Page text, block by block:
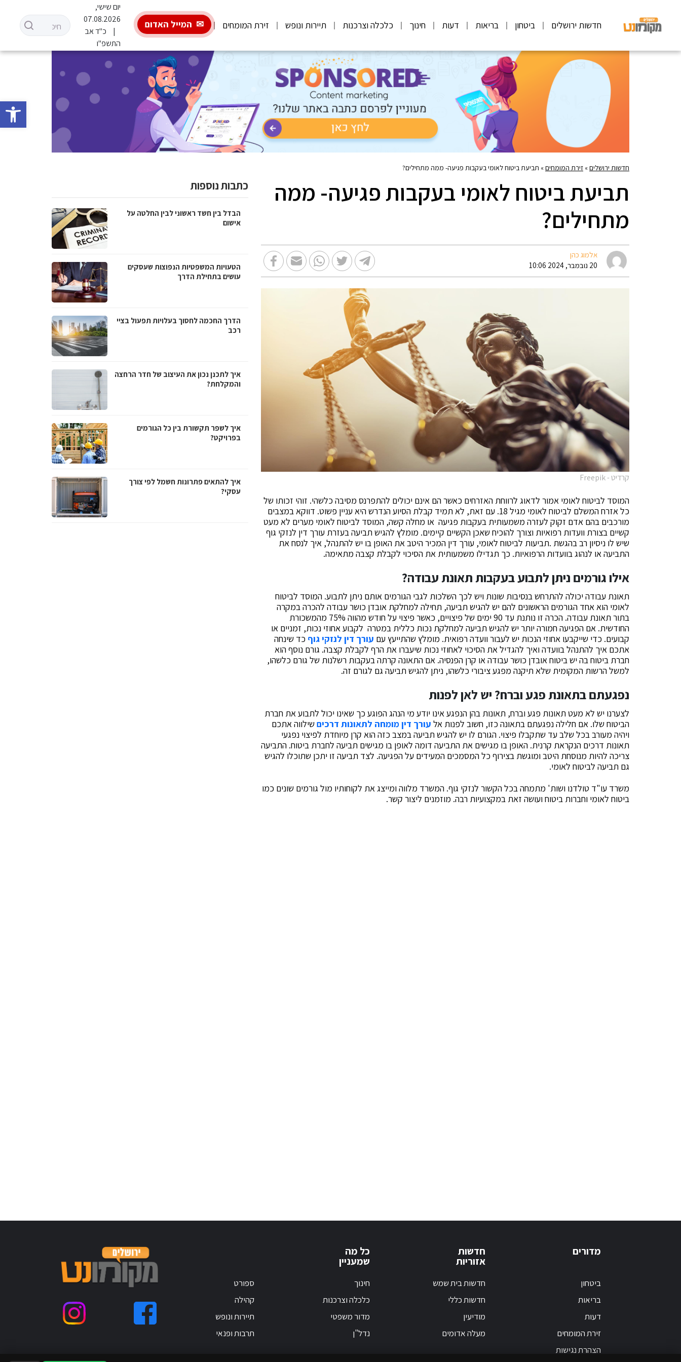
פתח
חדשות ירושלים ביטחון בריאות דעות חינוך כלכלה וצרכנות תיירות ונופש זירת המומחים המייל האדום
יום שישי,
07.08.2026
כ"ד אב
התשפ"ו
חדשות ירושלים» זירת המומחים» תביעת ביטוח לאומי בעקבות פגיעה- ממה מתחילים?
תביעת ביטוח לאומי בעקבות פגיעה- ממה
מתחילים?
אלמוג כהן
20 נובמבר, 2024 10:06
קרדיט - Freepik
המוסד לביטוח לאומי אמור לדאוג לרווחת האזרחים כאשר הם אינם יכולים להתפרנס מסיבה כלשהי. זוהי זכותו של
כל אזרח המשלם לביטוח לאומי מגיל 18. עם זאת, לא תמיד קבלת הסיוע הנדרש היא עניין פשוט. דווקא במצבים
מורכבים בהם אדם זקוק לעזרה משמעותית בעקבות פגיעה או מחלה קשה, המוסד לביטוח לאומי מערים לא מעט
קשיים בצורת וועדות רפואיות וצורך להוכיח שאכן הקשיים קיימים. מומלץ להגיש תביעה בעזרת עורך דין לנזקי גוף
שיש לו ניסיון רב בהגשת .תביעות לביטוח לאומי, עורך דין המכיר היטב את האופן בו יש להתנהל, איך לנסח את
התביעה או לנהוג בוועדות הרפואיות. כך תגדילו משמעותית את הסיכוי לקבלת קצבה מתאימה.
אילו גורמים ניתן לתבוע בעקבות תאונת עבודה?
תאונת עבודה יכולה להתרחש בנסיבות שונות ויש לכך השלכות לגבי הגורמים אותם ניתן לתבוע. המוסד לביטוח
לאומי הוא אחד הגורמים הראשונים להם יש להגיש תביעה, תחילה למחלקת אובדן כושר עבודה להכרה במקרה
בתור תאונת עבודה. הכרה זו נותנת עד 90 ימים של פיצויים, כאשר פיצוי על חודש מהווה 75% מהמשכורת
החודשית. אם הפגיעה חמורה יותר יש להגיש תביעה למחלקת נכות כללית במטרה לקבוע אחוזי נכות, זמניים או
קבועים. כדי שייקבעו אחוזי הנכות יש לעבור וועדה רפואית. מומלץ שהתייעץ עם עורך דין לנזקי גוף כד שינחה
אתכם איך להתנהל בוועדה ואיך להגדיל את הסיכוי לאחוזי נכות שיעברו את הרף לקבלת קצבה. גורם נוסף הוא
חברת ביטוח בה יש ביטוח אובדן כושר עבודה או קרן הפנסיה. אם התאונה קרתה בעקבות רשלנות של גורם כלשהו,
למשל הרשות המקומית שלא תיקנה מפגע ציבורי כלשהו, ניתן להגיש תביעה גם לגורם זה.
נפגעתם בתאונת פגע וברח? יש לאן לפנות
לצערנו יש לא מעט תאונות פגע וברח, תאונות בהן הנפגע אינו יודע מי הנהג הפוגע כך שאינו יכול לתבוע את חברת
הביטוח שלו. אם חלילה נפגעתם בתאונה כזו, חשוב לפנות אל עורך דין מומחה לתאונות דרכיםשילווה אתכם
ויהיה מעורב בכל שלב עד שתקבלו פיצוי. הגורם לו יש להגיש תביעה במצב כזה הוא קרן מיוחדת לפיצוי נפגעי
תאונות דרכים הנקראת קרנית. האופן בו מגישים את התביעה דומה לאופן בו מגישים תביעה לחברת ביטוח. התביעה
צריכה להיות מנוסחת היטב ומוגשת בצירוף כל המסמכים המעידים על הפגיעה. לצד תביעה זו יתכן שתוכלו להגיש
גם תביעה לביטוח לאומי.
משרד עו"ד טולדנו ושות' מתמחה בכל הקשור לנזקי גוף. המשרד מלווה ומייצג את לקוחותיו מול גורמים שונים כמו
ביטוח לאומי וחברות ביטוח ועושה זאת במקצועיות רבה. מוזמנים ליצור קשר.
כתבות נוספות
הבדל בין חשד ראשוני לבין החלטה על
אישום
הטעויות המשפטיות הנפוצות שעסקים
עושים בתחילת הדרך
הדרך החכמה לחסוך בעלויות תפעול בציי
רכב
איך לתכנן נכון את העיצוב של חדר הרחצה
והמקלחת?
איך לשפר תקשורת בין כל הגורמים
בפרויקט?
איך להתאים פתרונות חשמל לפי צורך
עסקי?
מדורים
ביטחון
בריאות
דעות
זירת המומחים
הצהרת נגישות
חדשות
אזוריות
חדשות בית שמש
חדשות כללי
מודיעין
מעלה אדומים
כל מה
שמעניין
חינוך
כלכלה וצרכנות
מדור משפטי
נדל"ן
ספורט
קהילה
תיירות ונופש
תרבות ופנאי